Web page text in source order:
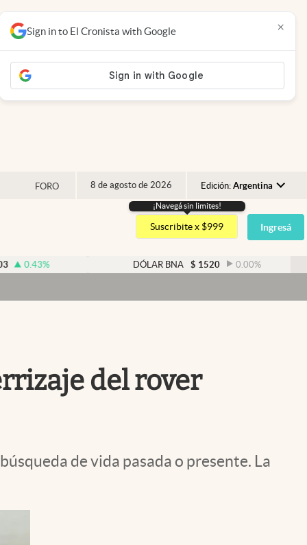
FORO 8 de agosto de 2026 Edición: Argentina
Argentina
España
USA
¡Navegá sin limites!
Suscribite x $999 Ingresá
$ 1520 0.00%
Sign in to El Cronista with Google ×
del rover
de vida pasada o presente. La